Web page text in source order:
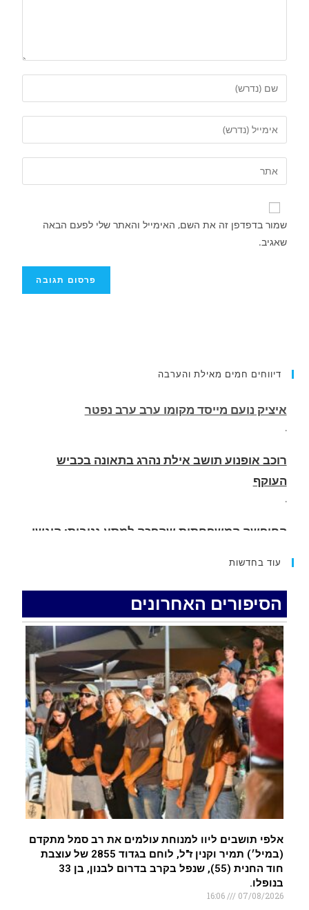
שמור בדפדפן זה את השם, האימייל והאתר שלי לפעם הבאה
שאגיב.
דיווחים חמים מאילת והערבה
רוכב אופנוע תושב אילת נהרג בתאונה בכביש
העוקף
החופשה המשפחתית שהפכה למסע גניבות: הוגשו
.
רכב התנגש במעקה בטיחות בכביש 90 בסמוך לעין
חצבה. פצועים
איציק נועם מייסד מקומו ערב ערב נפטר
עוד בחדשות
הסיפורים האחרונים
אלפי תושבים ליוו למנוחת עולמים את רב סמל מתקדם
(במיל׳) תמיר וקנין ז"ל, לוחם בגדוד 2855 של עוצבת
חוד החנית (55), שנפל בקרב בדרום לבנון, בן 33
בנופלו.
07/08/2026
16:06